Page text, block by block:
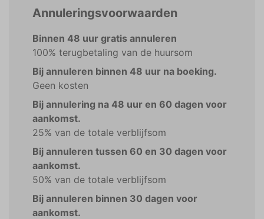
Annuleringsvoorwaarden
Binnen 48 uur gratis annuleren
100% terugbetaling van de huursom
Bij annuleren binnen 48 uur na boeking.
Geen kosten
Bij annulering na 48 uur en 60 dagen voor
aankomst.
25% van de totale verblijfsom
Bij annuleren tussen 60 en 30 dagen voor
aankomst.
50% van de totale verblijfsom
Bij annuleren binnen 30 dagen voor
aankomst.